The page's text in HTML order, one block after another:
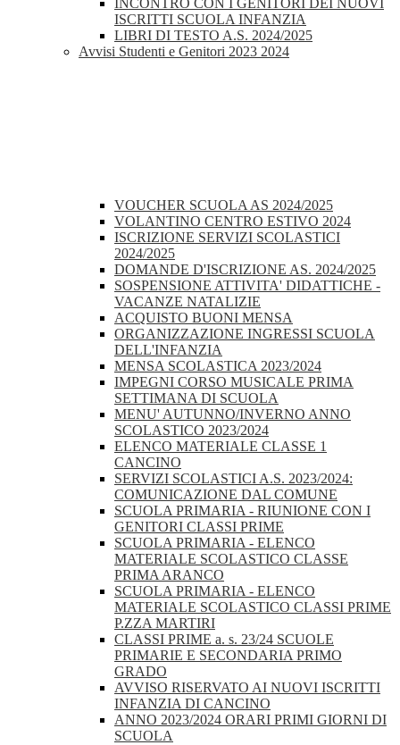
INCONTRO CON I GENITORI DEI NUOVI
ISCRITTI SCUOLA INFANZIA
LIBRI DI TESTO A.S. 2024/2025
Avvisi Studenti e Genitori 2023 2024
VOUCHER SCUOLA AS 2024/2025
VOLANTINO CENTRO ESTIVO 2024
ISCRIZIONE SERVIZI SCOLASTICI
2024/2025
DOMANDE D'ISCRIZIONE AS. 2024/2025
SOSPENSIONE ATTIVITA' DIDATTICHE -
VACANZE NATALIZIE
ACQUISTO BUONI MENSA
ORGANIZZAZIONE INGRESSI SCUOLA
DELL'INFANZIA
MENSA SCOLASTICA 2023/2024
IMPEGNI CORSO MUSICALE PRIMA
SETTIMANA DI SCUOLA
MENU' AUTUNNO/INVERNO ANNO
SCOLASTICO 2023/2024
ELENCO MATERIALE CLASSE 1
CANCINO
SERVIZI SCOLASTICI A.S. 2023/2024:
COMUNICAZIONE DAL COMUNE
SCUOLA PRIMARIA - RIUNIONE CON I
GENITORI CLASSI PRIME
SCUOLA PRIMARIA - ELENCO
MATERIALE SCOLASTICO CLASSE
PRIMA ARANCO
SCUOLA PRIMARIA - ELENCO
MATERIALE SCOLASTICO CLASSI PRIME
P.ZZA MARTIRI
CLASSI PRIME a. s. 23/24 SCUOLE
PRIMARIE E SECONDARIA PRIMO
GRADO
AVVISO RISERVATO AI NUOVI ISCRITTI
INFANZIA DI CANCINO
ANNO 2023/2024 ORARI PRIMI GIORNI DI
SCUOLA